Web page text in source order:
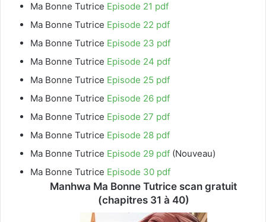
Ma Bonne Tutrice Episode 21 pdf
Ma Bonne Tutrice Episode 22 pdf
Ma Bonne Tutrice Episode 23 pdf
Ma Bonne Tutrice Episode 24 pdf
Ma Bonne Tutrice Episode 25 pdf
Ma Bonne Tutrice Episode 26 pdf
Ma Bonne Tutrice Episode 27 pdf
Ma Bonne Tutrice Episode 28 pdf
Ma Bonne Tutrice Episode 29 pdf (Nouveau)
Ma Bonne Tutrice Episode 30 pdf
Manhwa Ma Bonne Tutrice scan gratuit
(chapitres 31 à 40)